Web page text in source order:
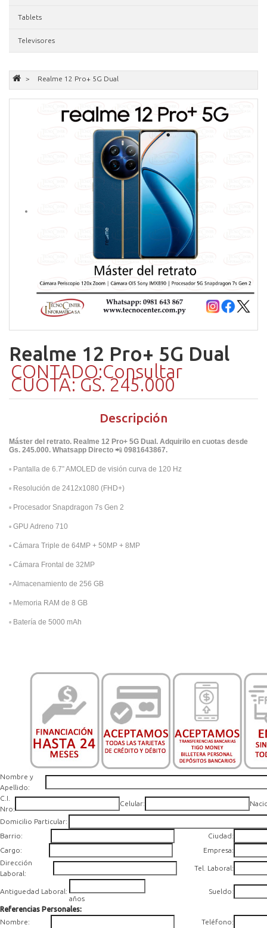
Tablets
Televisores
Realme 12 Pro+ 5G Dual
Realme 12 Pro+ 5G Dual
CONTADO:Consultar
CUOTA: GS. 245.000
Descripción
Máster del retrato. Realme 12 Pro+ 5G Dual. Adquirilo en cuotas desde
Gs. 245.000. Whatsapp Directo 📲 0981643867.
▫️ Pantalla de 6.7” AMOLED de visión curva de 120 Hz
▫️ Resolución de 2412x1080 (FHD+)
▫️ Procesador Snapdragon 7s Gen 2
▫️ GPU Adreno 710
▫️ Cámara Triple de 64MP + 50MP + 8MP
▫️ Cámara Frontal de 32MP
▫️Almacenamiento de 256 GB
▫️ Memoria RAM de 8 GB
▫️ Batería de 5000 mAh
Nombre y
Apellido:
C.I.
Nro:
Celular:
Domicilio Particular:
Barrio:
Ciudad:
Cargo:
Empresa:
Dirección
Laboral:
Tel. Laboral:
Antiguedad Laboral:
años
Sueldo:
Referencias Personales:
Nombre:
Teléfono: